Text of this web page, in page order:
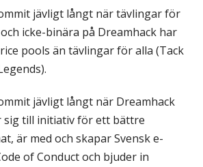
jävligt långt när tävlingar för
icke-binära på Dreamhack har
pools än tävlingar för alla (Tack
jävligt långt när Dreamhack
sig till initiativ för ett bättre
är med och skapar Svensk e-
of Conduct och bjuder in